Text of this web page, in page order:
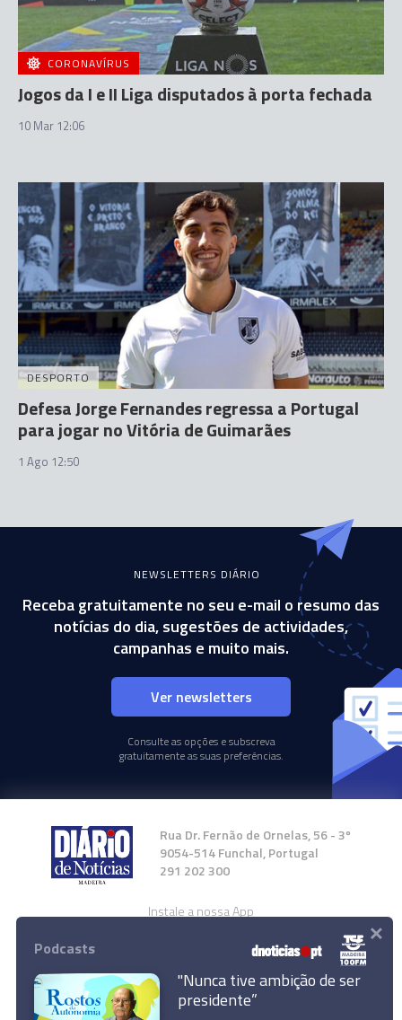
CORONAVÍRUS
Jogos da I e II Liga disputados à porta fechada
10 Mar 12:06
DESPORTO
Defesa Jorge Fernandes regressa a Portugal
para jogar no Vitória de Guimarães
1 Ago 12:50
NEWSLETTERS DIÁRIO
Receba gratuitamente no seu e-mail o resumo das
notícias do dia, sugestões de actividades,
campanhas e muito mais.
Ver newsletters
Consulte as opções e subscreva
gratuitamente as suas preferências.
Rua Dr. Fernão de Ornelas, 56 - 3º
9054-514 Funchal, Portugal
291 202 300
Instale a nossa App
Podcasts
"Nunca tive ambição de ser
presidente”
×